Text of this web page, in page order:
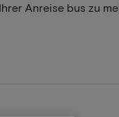
Anreise bus zu